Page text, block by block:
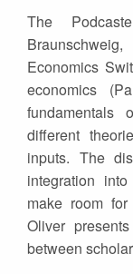
The
Economics
economics
fundamentals
different
inputs. The
integration
make room
Oliver
between